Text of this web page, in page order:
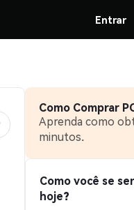
Entrar
Como Comprar
Aprenda como
minutos.
Como você se
hoje?